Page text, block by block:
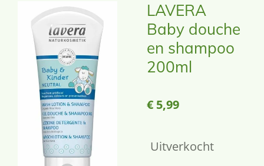
LAVERA
Baby douche
en shampoo
200ml
€ 5,99
Uitverkocht